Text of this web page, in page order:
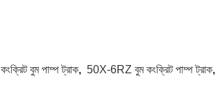
বুম পাম্প ট্রাক, 50X-6RZ বুম কংক্রিট পাম্প ট্রাক,